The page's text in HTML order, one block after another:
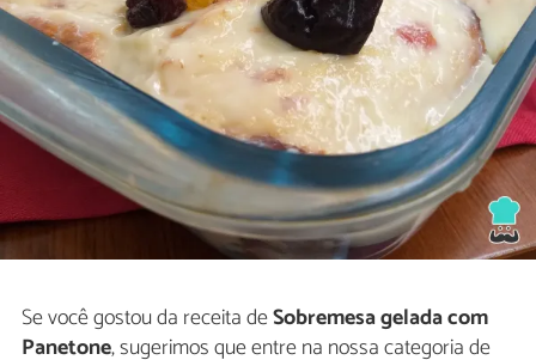
Se você gostou da receita deSobremesa gelada com
Panetone, sugerimos que entre na nossa categoria de